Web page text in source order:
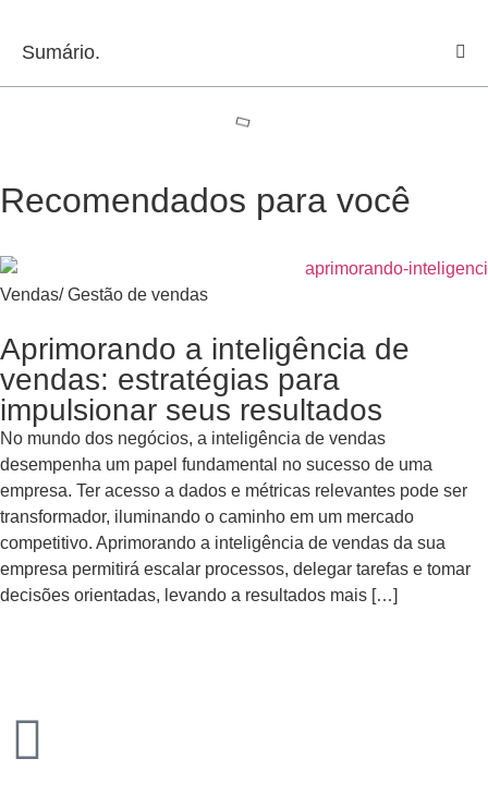
Sumário.
Recomendados para você
Vendas/Gestão de vendas
Aprimorando a inteligência de
vendas: estratégias para
impulsionar seus resultados
No mundo dos negócios, a inteligência de vendas
desempenha um papel fundamental no sucesso de uma
empresa. Ter acesso a dados e métricas relevantes pode ser
transformador, iluminando o caminho em um mercado
competitivo. Aprimorando a inteligência de vendas da sua
empresa permitirá escalar processos, delegar tarefas e tomar
decisões orientadas, levando a resultados mais […]